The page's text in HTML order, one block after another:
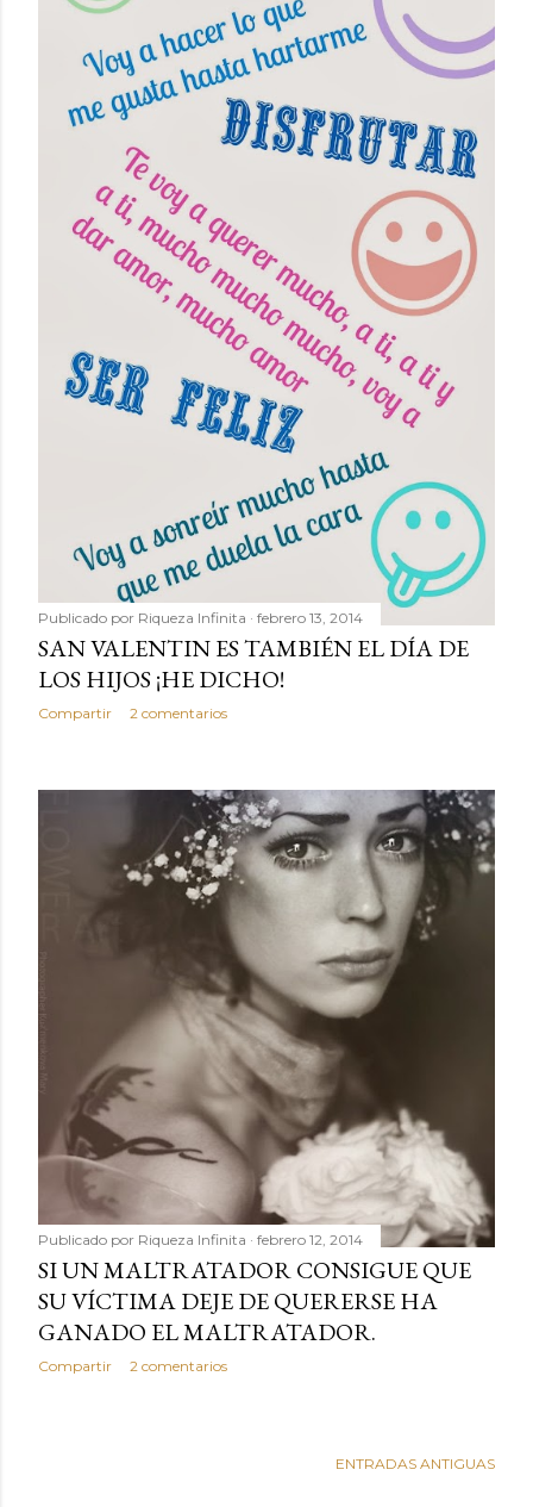
Publicado por Riqueza Infinita febrero 13, 2014
SAN VALENTIN ES TAMBIÉN EL DÍA DE
LOS HIJOS ¡HE DICHO!
Compartir 2 comentarios
Publicado por Riqueza Infinita febrero 12, 2014
SI UN MALTRATADOR CONSIGUE QUE
SU VÍCTIMA DEJE DE QUERERSE HA
GANADO EL MALTRATADOR.
Compartir 2 comentarios
ENTRADAS ANTIGUAS